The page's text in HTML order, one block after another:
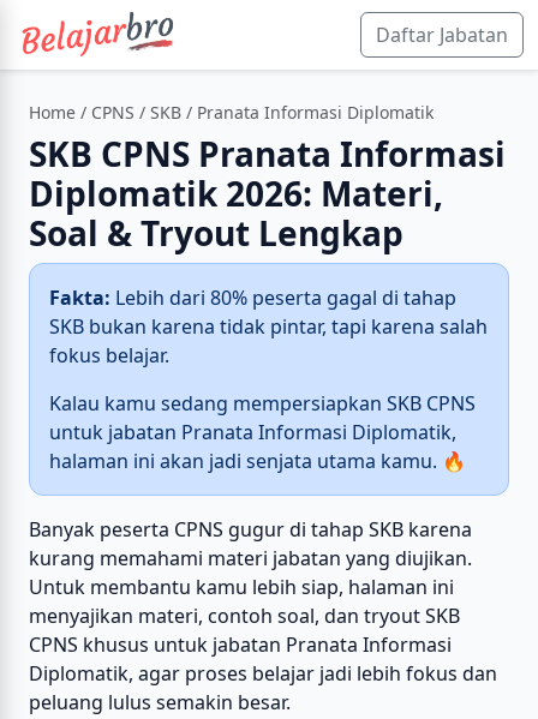
Daftar Jabatan
Home / CPNS / SKB / Pranata Informasi Diplomatik
SKB CPNS Pranata Informasi
Diplomatik 2026: Materi,
Soal & Tryout Lengkap
Fakta: Lebih dari 80% peserta gagal di tahap
SKB bukan karena tidak pintar, tapi karena salah
fokus belajar.
Kalau kamu sedang mempersiapkan SKB CPNS
untuk jabatan Pranata Informasi Diplomatik,
halaman ini akan jadi senjata utama kamu. 🔥
Banyak peserta CPNS gugur di tahap SKB karena
kurang memahami materi jabatan yang diujikan.
Untuk membantu kamu lebih siap, halaman ini
menyajikan materi, contoh soal, dan tryout SKB
CPNS khusus untuk jabatan Pranata Informasi
Diplomatik, agar proses belajar jadi lebih fokus dan
peluang lulus semakin besar.